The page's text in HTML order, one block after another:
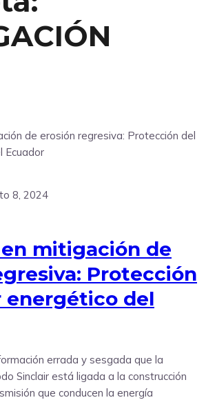
8, 2024
mitigación de
Protección
energético del
errada y sesgada que la
Sinclair está ligada a la construcción
que conducen la energía